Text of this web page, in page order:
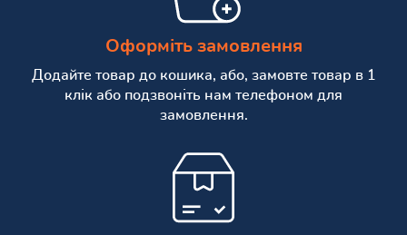
Оформіть замовлення
Додайте товар до кошика, або, замовте товар в 1
клік або подзвоніть нам телефоном для
замовлення.